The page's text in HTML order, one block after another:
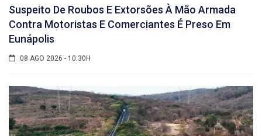
Suspeito De Roubos E Extorsões À Mão Armada
Contra Motoristas E Comerciantes É Preso Em
Eunápolis
08 AGO 2026 - 10:30H